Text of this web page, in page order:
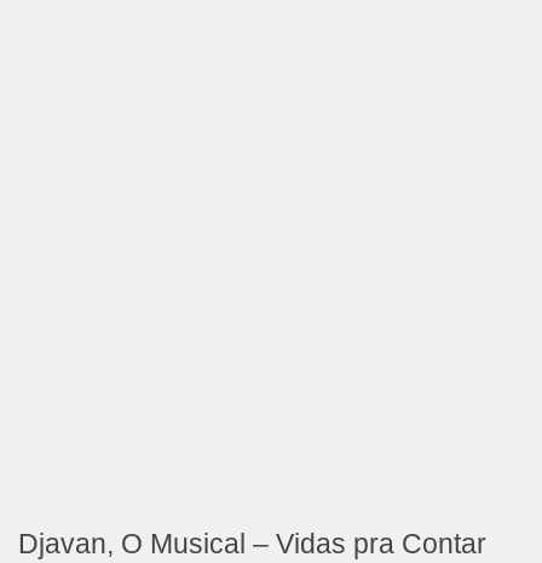
Djavan, O Musical – Vidas pra Contar